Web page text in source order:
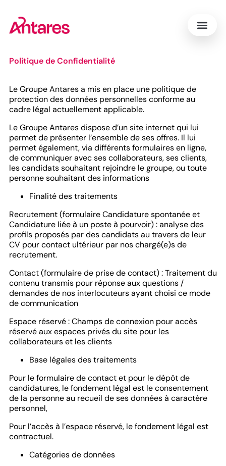
Politique de Confidentialité
Le Groupe Antares a mis en place une politique de
protection des données personnelles conforme au
cadre légal actuellement applicable.
Le Groupe Antares dispose d’un site internet qui lui
permet de présenter l’ensemble de ses offres. Il lui
permet également, via différents formulaires en ligne,
de communiquer avec ses collaborateurs, ses clients,
les candidats souhaitant rejoindre le groupe, ou toute
personne souhaitant des informations
Finalité des traitements
Recrutement (formulaire Candidature spontanée et
Candidature liée à un poste à pourvoir) : analyse des
profils proposés par des candidats au travers de leur
CV pour contact ultérieur par nos chargé(e)s de
recrutement.
Contact (formulaire de prise de contact) : Traitement du
contenu transmis pour réponse aux questions /
demandes de nos interlocuteurs ayant choisi ce mode
de communication
Espace réservé : Champs de connexion pour accès
réservé aux espaces privés du site pour les
collaborateurs et les clients
Base légales des traitements
Pour le formulaire de contact et pour le dépôt de
candidatures, le fondement légal est le consentement
de la personne au recueil de ses données à caractère
personnel,
Pour l’accès à l’espace réservé, le fondement légal est
contractuel.
Catégories de données